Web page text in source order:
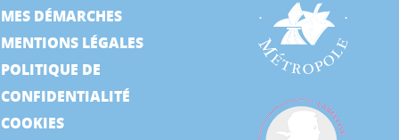
MES DÉMARCHES
MENTIONS LÉGALES
POLITIQUE DE
CONFIDENTIALITÉ
COOKIES